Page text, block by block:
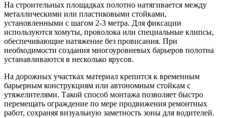
На строительных площадках полотно натягивается между
металлическими или пластиковыми стойками,
установленными с шагом 2-3 метра. Для фиксации
используются хомуты, проволока или специальные клипсы,
обеспечивающие натяжение без провисания. При
необходимости создания многоуровневых барьеров полотна
устанавливаются в несколько ярусов.
На дорожных участках материал крепится к временным
барьерным конструкциям или автономным стойкам с
утяжелителями. Такой способ монтажа позволяет быстро
перемещать ограждение по мере продвижения ремонтных
работ, сохраняя визуальную заметность зоны для водителей.